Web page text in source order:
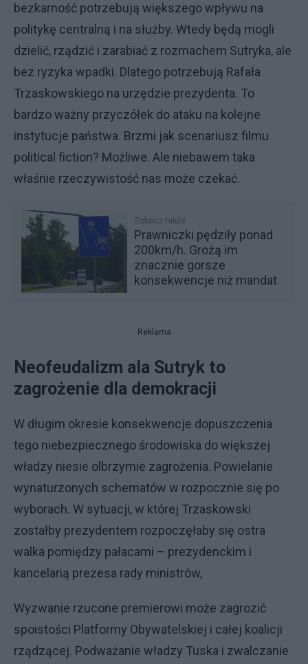
bezkarność potrzebują większego wpływu na
politykę centralną i na służby. Wtedy będą mogli
dzielić, rządzić i zarabiać z rozmachem Sutryka, ale
bez ryzyka wpadki. Dlatego potrzebują Rafała
Trzaskowskiego na urzędzie prezydenta. To
bardzo ważny przyczółek do ataku na kolejne
instytucje państwa. Brzmi jak scenariusz filmu
political fiction? Możliwe. Ale niebawem taka
właśnie rzeczywistość nas może czekać.
Zobacz także
Prawniczki pędziły ponad
200km/h. Grożą im
znacznie gorsze
konsekwencje niż mandat
Reklama
Neofeudalizm ala Sutryk to
zagrożenie dla demokracji
W długim okresie konsekwencje dopuszczenia
tego niebezpiecznego środowiska do większej
władzy niesie olbrzymie zagrożenia. Powielanie
wynaturzonych schematów w rozpocznie się po
wyborach. W sytuacji, w której Trzaskowski
zostałby prezydentem rozpoczęłaby się ostra
walka pomiędzy pałacami – prezydenckim i
kancelarią prezesa rady ministrów,
Wyzwanie rzucone premierowi może zagrozić
spoistości Platformy Obywatelskiej i całej koalicji
rządzącej. Podważanie władzy Tuska i zwalczanie